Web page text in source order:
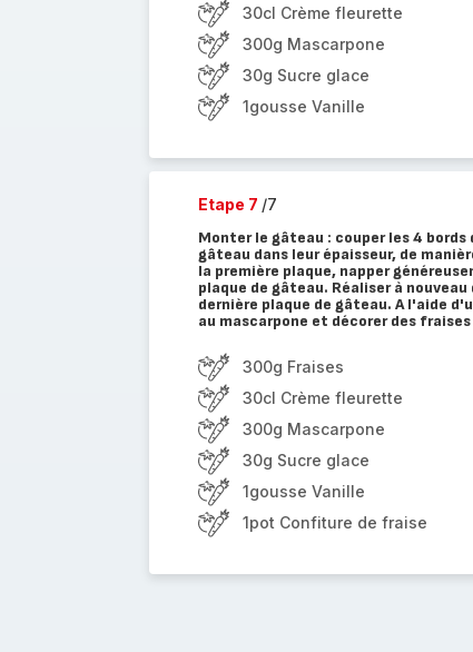
30cl Crème fleurette
300g Mascarpone
30g Sucre glace
1gousse Vanille
Etape 7 /7
Monter le gâteau : couper les 4
gâteau dans leur épaisseur, de
la première plaque, napper
plaque de gâteau. Réaliser à
dernière plaque de gâteau. A l'aide
au mascarpone et décorer des
300g Fraises
30cl Crème fleurette
300g Mascarpone
30g Sucre glace
1gousse Vanille
1pot Confiture de fraise